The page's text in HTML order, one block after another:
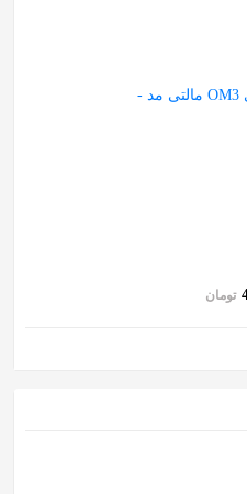
تومان